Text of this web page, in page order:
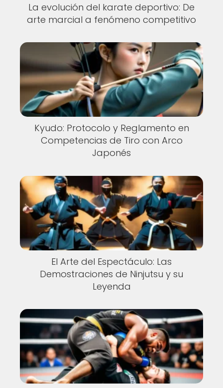
La evolución del karate deportivo: De
arte marcial a fenómeno competitivo
Kyudo: Protocolo y Reglamento en
Competencias de Tiro con Arco
Japonés
El Arte del Espectáculo: Las
Demostraciones de Ninjutsu y su
Leyenda